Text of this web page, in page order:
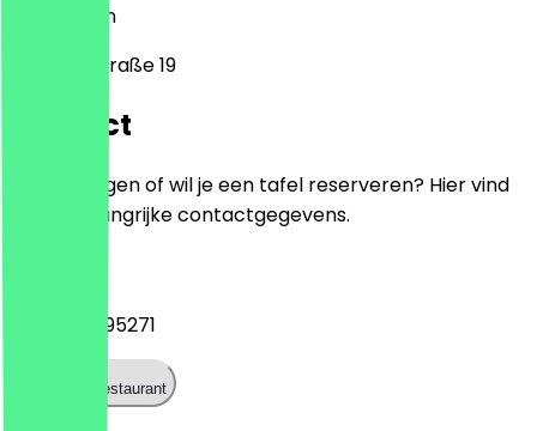
Berlijn
Wiltbergstraße 19
Contact
Heb je vragen of wil je een tafel reserveren? Hier vind
je alle belangrijke contactgegevens.
+493094795271
Bel het restaurant